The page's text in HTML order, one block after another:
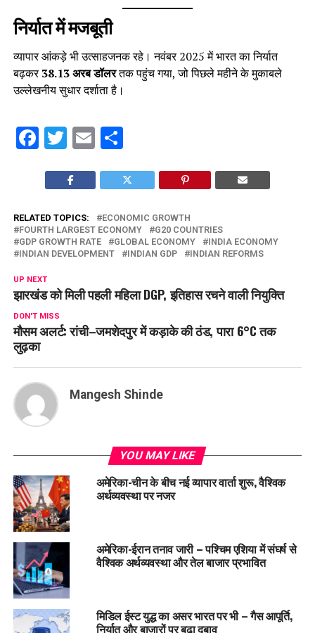
निर्यात में मजबूती
व्यापार आंकड़े भी उत्साहजनक रहे। नवंबर 2025 में भारत का निर्यात
बढ़कर38.13 अरब डॉलरतक पहुंच गया, जो पिछले महीने के मुकाबले
उल्लेखनीय सुधार दर्शाता है।
Facebook
Twitter
EmailShare
RELATED TOPICS:
ECONOMIC GROWTH
FOURTH LARGEST ECONOMY
G20 COUNTRIES
GDP GROWTH RATE
GLOBAL ECONOMY
INDIA ECONOMY
INDIAN DEVELOPMENT
INDIAN GDP INDIAN REFORMS
UP NEXT
झारखंड को मिली पहली महिला DGP, इतिहास रचने वाली नियुक्ति
DON'T MISS
मौसम अलर्ट: रांची–जमशेदपुर में कड़ाके की ठंड, पारा 6°C तक
लुढ़का
Mangesh Shinde
YOU MAY LIKE
अमेरिका-चीन के बीच नई व्यापार वार्ता शुरू, वैश्विक
अर्थव्यवस्था पर नजर
अमेरिका-ईरान तनाव जारी – पश्चिम एशिया में संघर्ष से
वैश्विक अर्थव्यवस्था और तेल बाजार प्रभावित
मिडिल ईस्ट युद्ध का असर भारत पर भी – गैस आपूर्ति,
निर्यात और बाजारों पर बढ़ा दबाव